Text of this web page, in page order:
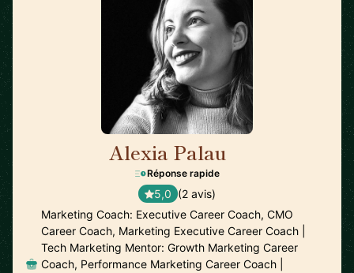
Alexia Palau
Réponse rapide
5,0 (2 avis)
Marketing Coach: Executive Career Coach, CMO
Career Coach, Marketing Executive Career Coach |
Tech Marketing Mentor: Growth Marketing Career
Coach, Performance Marketing Career Coach |